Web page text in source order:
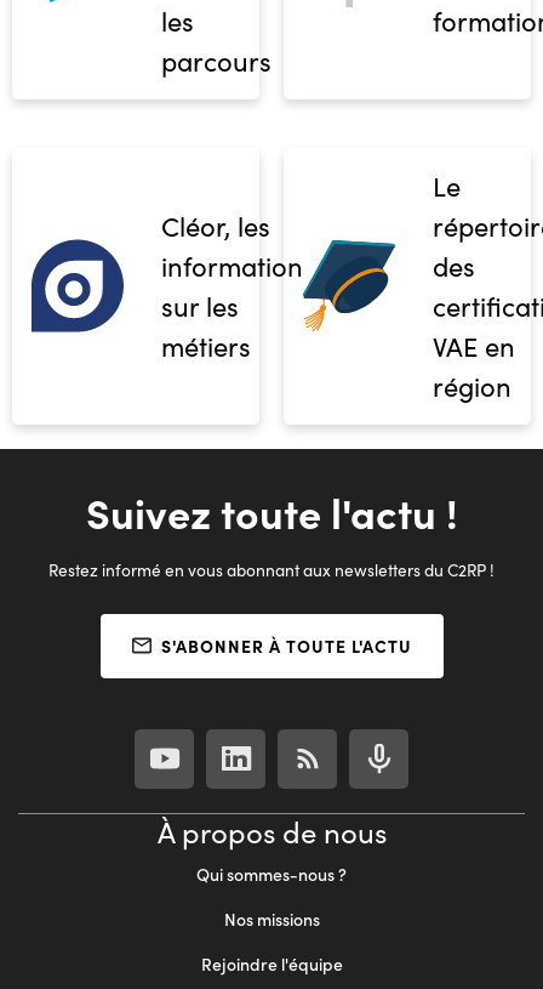
les
parcours
Cléor, les
informations
sur les
métiers
Le
des
VAE en
région
Suivez toute l'actu !
Restez informé en vous abonnant aux newsletters du C2RP !
S'ABONNER À TOUTE L'ACTU
À propos de nous
Qui sommes-nous ?
Nos missions
Rejoindre l'équipe